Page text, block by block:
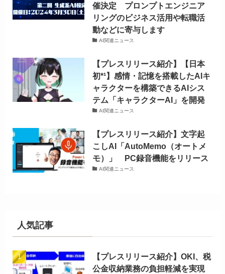
催決定 プロンプトエンジニア
リングのビジネス活用や転職活
動などに寄与します
AI関連ニュース
【プレスリリース紹介】【日本
初*¹】感情・記憶を搭載したAIキ
ャラクターを構築できるAIシス
テム「キャラクターAI」を開発
AI関連ニュース
【プレスリリース紹介】文字起
こしAI「AutoMemo（オートメ
モ）」 PC録音機能をリリース
AI関連ニュース
人気記事
【プレスリリース紹介】OKI、税
公金収納業務の負担軽減を実現